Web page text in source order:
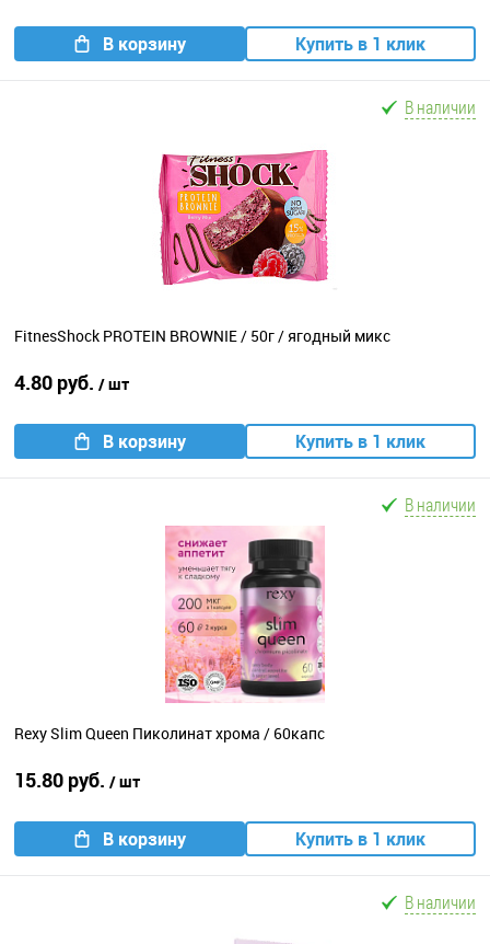
В корзину Купить в 1 клик
В наличии
FitnesShock PROTEIN BROWNIE / 50г / ягодный микс
4.80 руб. / шт
В корзину Купить в 1 клик
В наличии
Rexy Slim Queen Пиколинат хрома / 60капс
15.80 руб. / шт
В корзину Купить в 1 клик
В наличии